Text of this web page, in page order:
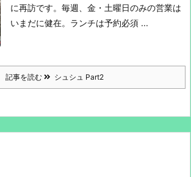
に再訪です。 毎週、金・土曜日のみの営業は
いまだに健在。 ランチは予約必須 ...
記事を読む シュシュ Part2